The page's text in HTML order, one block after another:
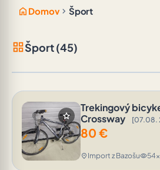
home Domov chevron_right Šport
grid_viewŠport (45)
star
Trekingový
Crossway
[07.08.
80 €
location_on Import z Bazošuvisibility54x